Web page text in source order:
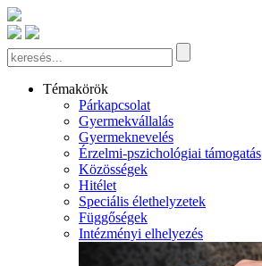
Témakörök
Párkapcsolat
Gyermekvállalás
Gyermeknevelés
Érzelmi-pszichológiai támogatás
Közösségek
Hitélet
Speciális élethelyzetek
Függőségek
Intézményi elhelyezés